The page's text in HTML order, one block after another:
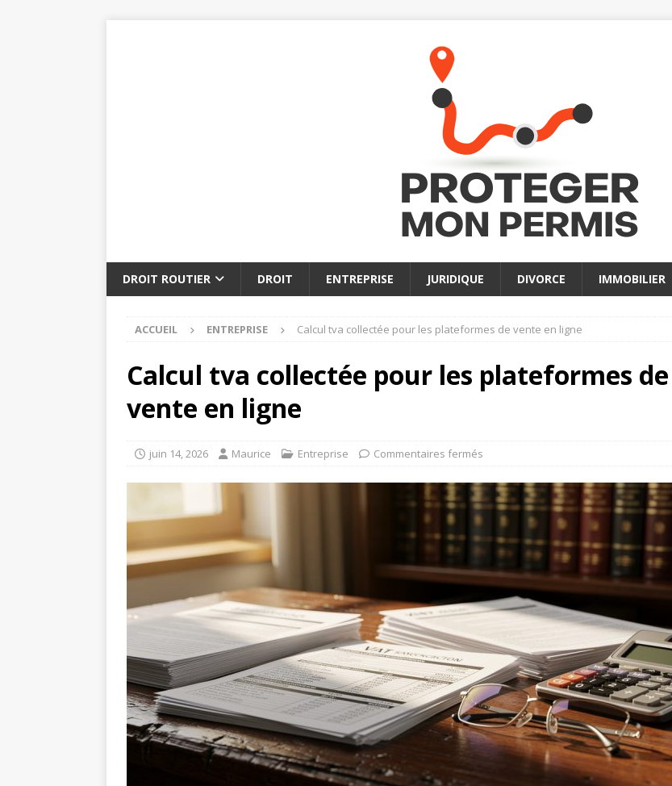
DROIT ROUTIER DROIT ENTREPRISE JURIDIQUE DIVORCE IMMOBILIER
ACCUEIL ENTREPRISE Calcul tva collectée pour les plateformes de vente en ligne
Calcul tva collectée pour les plateformes de
vente en ligne
juin 14, 2026 Maurice Entreprise Commentaires fermés